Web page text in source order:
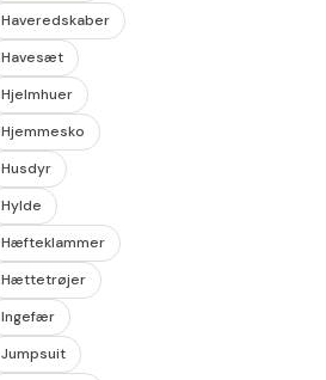
Haveredskaber
Havesæt
Hjelmhuer
Hjemmesko
Husdyr
Hylde
Hæfteklammer
Hættetrøjer
Ingefær
Jumpsuit